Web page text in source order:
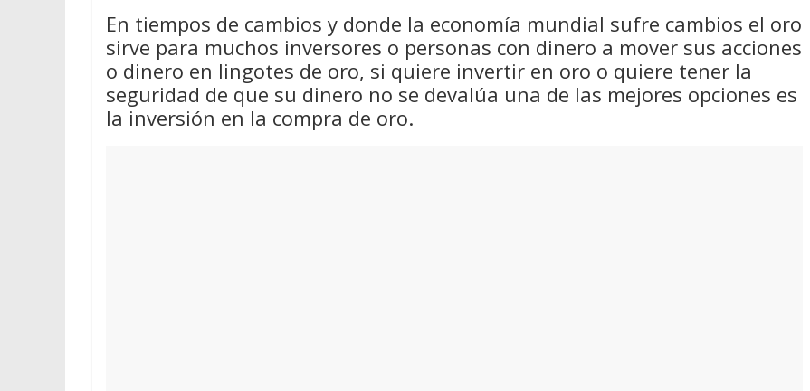
En tiempos de cambios y donde la economía mundial sufre cambios el oro
sirve para muchos inversores o personas con dinero a mover sus acciones
o dinero en lingotes de oro, si quiere invertir en oro o quiere tener la
seguridad de que su dinero no se devalúa una de las mejores opciones es
la inversión en la compra de oro.